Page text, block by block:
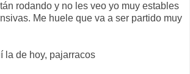
rodando y no les veo yo muy estables
Me huele que va a ser partido muy
de hoy, pajarracos